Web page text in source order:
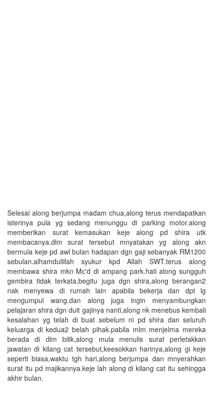
Selesai along berjumpa madam chua,along terus mendapatkan
isterinya pula yg sedang menunggu di parking motor.along
memberikan surat kemasukan keje along pd shira utk
membacanya.dlm surat tersebut mnyatakan yg along akn
bermula keje pd awl bulan hadapan dgn gaji sebanyak RM1200
sebulan.alhamdulillah syukur kpd Allah SWT.terus along
membawa shira mkn Mc'd di ampang park.hati along sungguh
gembira tidak terkata,begitu juga dgn shira,along berangan2
nak menyewa di rumah lain apabila bekerja dan dpt lg
mengumpul wang.dan along juga ingin menyambungkan
pelajaran shira dgn duit gajinya nanti,along nk menebus kembali
kesalahan yg telah di buat sebelum ni pd shira dan seluruh
keluarga di kedua2 belah pihak.pabila mlm menjelma mereka
berada di dlm bilik,along mula menulis surat perletakkan
jawatan di kilang cat tersebut,keesokkan harinya,along gi keje
seperti biasa,waktu tgh hari,along berjumpa dan mnyerahkan
surat itu pd majikannya.keje lah along di kilang cat itu sehingga
akhir bulan.